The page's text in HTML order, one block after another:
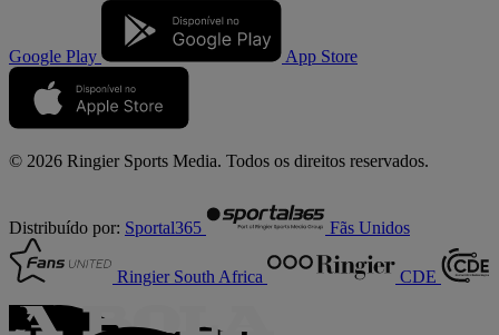
Google Play App Store
© 2026 Ringier Sports Media. Todos os direitos reservados.
Distribuído por: Sportal365 Fãs Unidos
Ringier South Africa CDE